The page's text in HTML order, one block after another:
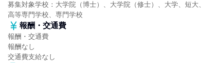
募集対象学校：大学院（博士）、大学院（修士）、大学、短大、
高等専門学校、専門学校
報酬・交通費
報酬・交通費
報酬なし
交通費支給なし